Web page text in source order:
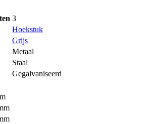
3
Hoekstuk
Grijs
Metaal
Staal
Gegalvaniseerd